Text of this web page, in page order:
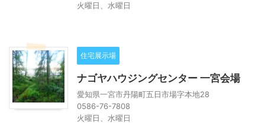
火曜日、水曜日
住宅展示場
ナゴヤハウジングセンター 一宮会場
愛知県一宮市丹陽町五日市場字本地28
0586-76-7808
火曜日、水曜日